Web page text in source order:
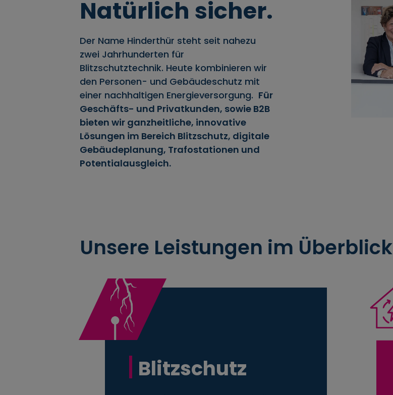
Natürlich sicher.
Der Name Hinderthür steht seit nahezu
zwei Jahrhunderten für
Blitzschutztechnik. Heute kombinieren wir
den Personen- und Gebäudeschutz mit
einer nachhaltigen Energieversorgung. Für
Geschäfts- und Privatkunden, sowie B2B
bieten wir ganzheitliche, innovative
Lösungen im Bereich Blitzschutz, digitale
Gebäudeplanung, Trafostationen und
Potentialausgleich.
Unsere Leistungen im Überblick
Blitz­schutz